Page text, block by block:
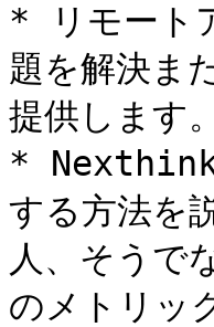
* リモート
題を解決ま
提供します。
* Nexthink
する方法を
人、そうで
のメトリッ